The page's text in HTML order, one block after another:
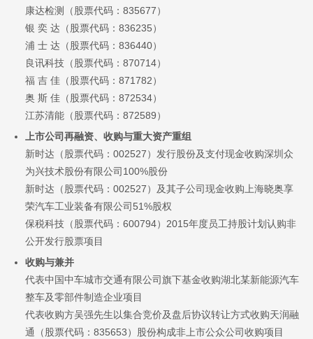
康达检测（股票代码：835677）
银 奕 达（股票代码：836235）
浦 士 达（股票代码：836440）
良讯科技（股票代码：870714）
福 吉 佳（股票代码：871782）
奥 斯 佳（股票代码：872534）
江苏清能（股票代码：872589）
上市公司再融资、收购与重大资产重组
新时达（股票代码：002527）发行股份及支付现金收购深圳众
为兴技术股份有限公司100%股份
新时达（股票代码：002527）及其子公司现金收购上海晓奥享
荣汽车工业装备有限公司51%股权
保税科技（股票代码：600794）2015年度员工持股计划认购非
公开发行股票项目
收购与兼并
代表中国中车城市交通有限公司旗下基金收购湖北某新能源汽车
整车及零部件制造企业项目
代表收购方吴强先生以集合竞价及盘后协议转让方式收购天润融
通（股票代码：835653）股份构成非上市公众公司收购项目